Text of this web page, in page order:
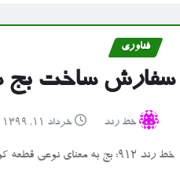
فناوری
سفارش ساخت بج
خط رند خرداد ۱۱, ۱۳۹۹
خط رند ۹۱۲: بج به معنای نوعی